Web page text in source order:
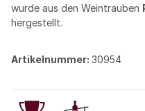
wurde aus den Weintrauben
hergestellt.
Artikelnummer: 30954